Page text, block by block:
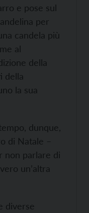
e pose sul
per
candela più
al
della
della
la sua
dunque,
di Natale –
non parlare di
un’altra
diverse